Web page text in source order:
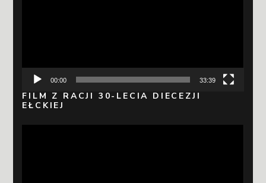
00:00 33:39
FILM Z RACJI 30-LECIA DIECEZJI
EŁCKIEJ